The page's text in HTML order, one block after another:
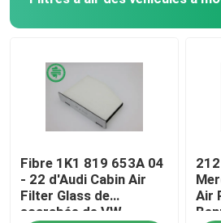
Filtres de puissance de
Filtres de moto
Fibre 1K1 819 653A 04
- 22 d'Audi Cabin Air
Filter Glass de
scarabée de VW
Air